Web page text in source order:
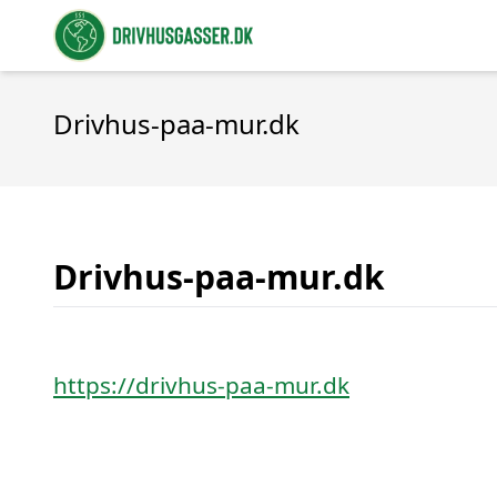
Drivhus-paa-mur.dk
Drivhus-paa-mur.dk
https://drivhus-paa-mur.dk